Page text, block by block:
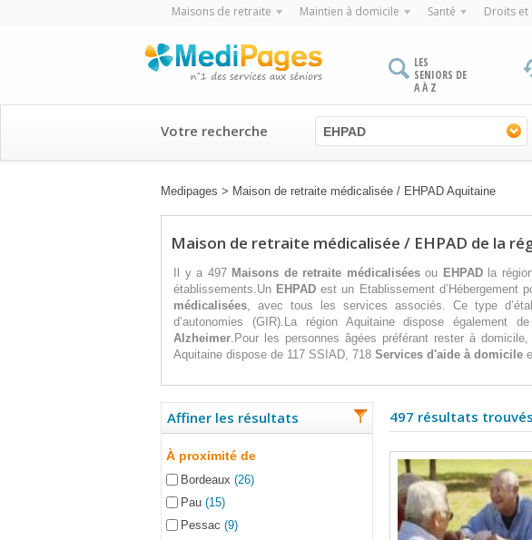
Maisons de retraite Maintien à domicile Santé Droits et
LES
SENIORS DE
A À Z
Votre recherche EHPAD
Medipages > Maison de retraite médicalisée / EHPAD Aquitaine
Maison de retraite médicalisée / EHPAD de la
Il y a 497 Maisons de retraite médicaliséesou EHPADla
établissements.Un EHPAD est un Etablissement d’Hébergement
médicalisées, avec tous les services associés. Ce type
d’autonomies (GIR).La région Aquitaine dispose également
Alzheimer.Pour les personnes âgées préférant rester à
Aquitaine dispose de 117 SSIAD, 718 Services d'aide à domicile
Affiner les résultats
À proximité de
Bordeaux (26)
Pau (15)
Pessac (9)
497 résultats trouvés